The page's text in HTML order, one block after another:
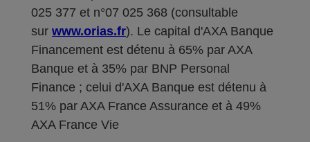
025 377 et n°07 025 368 (consultable
sur www.orias.fr). Le capital d'AXA Banque
Financement est détenu à 65% par AXA
Banque et à 35% par BNP Personal
Finance ; celui d'AXA Banque est détenu à
51% par AXA France Assurance et à 49%
AXA France Vie